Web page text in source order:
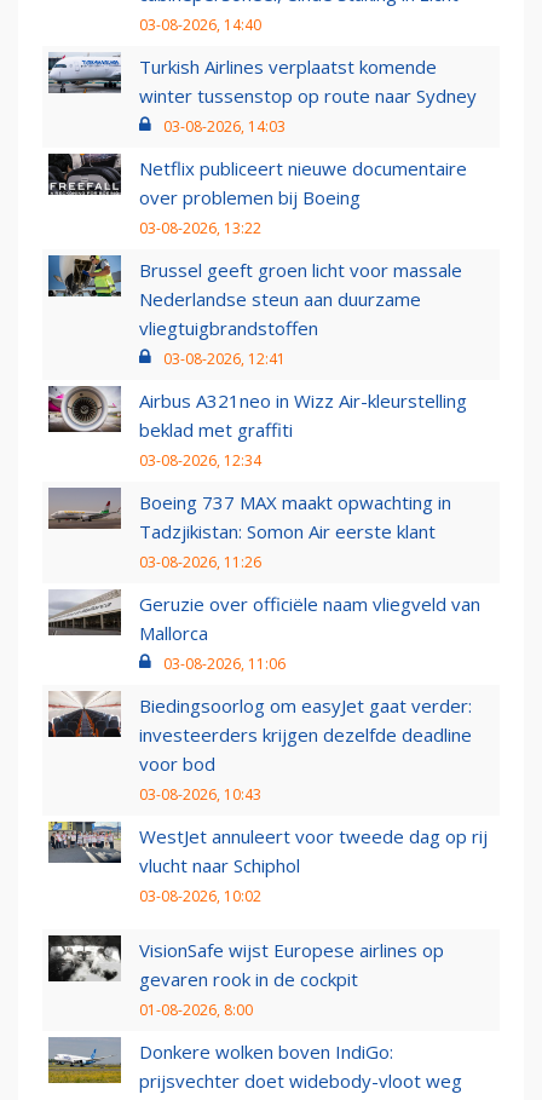
03-08-2026, 14:40
Turkish Airlines verplaatst komende
winter tussenstop op route naar Sydney
03-08-2026, 14:03
Netflix publiceert nieuwe documentaire
over problemen bij Boeing
03-08-2026, 13:22
Brussel geeft groen licht voor massale
Nederlandse steun aan duurzame
vliegtuigbrandstoffen
03-08-2026, 12:41
Airbus A321neo in Wizz Air-kleurstelling
beklad met graffiti
03-08-2026, 12:34
Boeing 737 MAX maakt opwachting in
Tadzjikistan: Somon Air eerste klant
03-08-2026, 11:26
Geruzie over officiële naam vliegveld van
Mallorca
03-08-2026, 11:06
Biedingsoorlog om easyJet gaat verder:
investeerders krijgen dezelfde deadline
voor bod
03-08-2026, 10:43
WestJet annuleert voor tweede dag op rij
vlucht naar Schiphol
03-08-2026, 10:02
VisionSafe wijst Europese airlines op
gevaren rook in de cockpit
01-08-2026, 8:00
Donkere wolken boven IndiGo:
prijsvechter doet widebody-vloot weg